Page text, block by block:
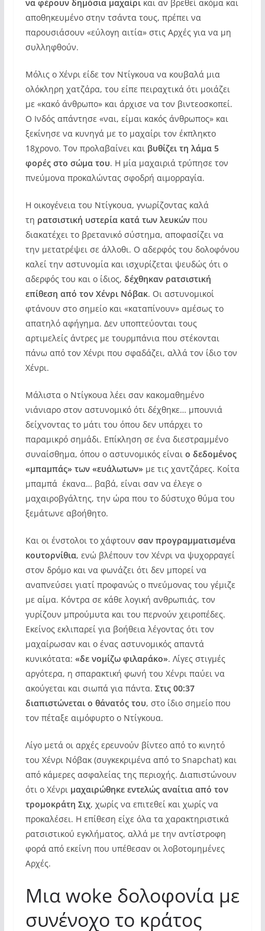
να φέρουν δημόσια μαχαίρικαι αν βρεθεί ακόμα και
αποθηκευμένο στην τσάντα τους, πρέπει να
παρουσιάσουν «εύλογη αιτία» στις Αρχές για να μη
συλληφθούν.
Μόλις ο Χένρι είδε τον Ντίγκουα να κουβαλά μια
ολόκληρη χατζάρα, του είπε πειραχτικά ότι μοιάζει
με «κακό άνθρωπο» και άρχισε να τον βιντεοσκοπεί.
Ο Ινδός απάντησε «ναι, είμαι κακός άνθρωπος» και
ξεκίνησε να κυνηγά με το μαχαίρι τον έκπληκτο
18χρονο. Τον προλαβαίνει καιβυθίζει τη λάμα 5
φορές στο σώμα του. Η μία μαχαιριά τρύπησε τον
πνεύμονα προκαλώντας σφοδρή αιμορραγία.
Η οικογένεια του Ντίγκουα, γνωρίζοντας καλά
τη ρατσιστική υστερία κατά των λευκώνπου
διακατέχει το βρετανικό σύστημα, αποφασίζει να
την μετατρέψει σε άλλοθι. Ο αδερφός του δολοφόνου
καλεί την αστυνομία και ισχυρίζεται ψευδώς ότι ο
αδερφός του και ο ίδιος, δέχθηκαν ρατσιστική
επίθεση από τον Χένρι Νόβακ. Οι αστυνομικοί
φτάνουν στο σημείο και «καταπίνουν» αμέσως το
απατηλό αφήγημα. Δεν υποπτεύονται τους
αρτιμελείς άντρες με τουρμπάνια που στέκονται
πάνω από τον Χένρι που σφαδάζει, αλλά τον ίδιο τον
Χένρι.
Μάλιστα ο Ντίγκουα λέει σαν κακομαθημένο
νιάνιαρο στον αστυνομικό ότι δέχθηκε… μπουνιά
δείχνοντας το μάτι του όπου δεν υπάρχει το
παραμικρό σημάδι. Επίκληση σε ένα διεστραμμένο
συναίσθημα, όπου ο αστυνομικός είναι ο δεδομένος
«μπαμπάς» των «ευάλωτων» με τις χαντζάρες. Κοίτα
μπαμπά έκανα… βαβά, είναι σαν να έλεγε ο
μαχαιροβγάλτης, την ώρα που το δύστυχο θύμα του
ξεμάτωνε αβοήθητο.
Και οι ένστολοι το χάφτουν σαν προγραμματισμένα
κουτορνίθια, ενώ βλέπουν τον Χένρι να ψυχορραγεί
στον δρόμο και να φωνάζει ότι δεν μπορεί να
αναπνεύσει γιατί προφανώς ο πνεύμονας του γέμιζε
με αίμα. Κόντρα σε κάθε λογική ανθρωπιάς, τον
γυρίζουν μπρούμυτα και του περνούν χειροπέδες.
Εκείνος εκλιπαρεί για βοήθεια λέγοντας ότι τον
μαχαίρωσαν και ο ένας αστυνομικός απαντά
κυνικότατα: «δε νομίζω φιλαράκο». Λίγες στιγμές
αργότερα, η σπαρακτική φωνή του Χένρι παύει να
ακούγεται και σιωπά για πάντα. Στις 00:37
διαπιστώνεται ο θάνατός του, στο ίδιο σημείο που
τον πέταξε αιμόφυρτο ο Ντίγκουα.
Λίγο μετά οι αρχές ερευνούν βίντεο από το κινητό
του Χένρι Νόβακ (συγκεκριμένα από το Snapchat) και
από κάμερες ασφαλείας της περιοχής. Διαπιστώνουν
ότι ο Χένρι μαχαιρώθηκε εντελώς αναίτια από τον
τρομοκράτη Σιχ, χωρίς να επιτεθεί και χωρίς να
προκαλέσει. Η επίθεση είχε όλα τα χαρακτηριστικά
ρατσιστικού εγκλήματος, αλλά με την αντίστροφη
φορά από εκείνη που υπέθεσαν οι λοβοτομημένες
Αρχές.
Μια woke δολοφονία με
συνένοχο το κράτος